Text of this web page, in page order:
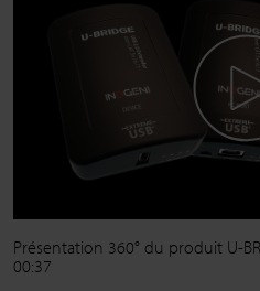
Présentation 360° du produit U-
00:37